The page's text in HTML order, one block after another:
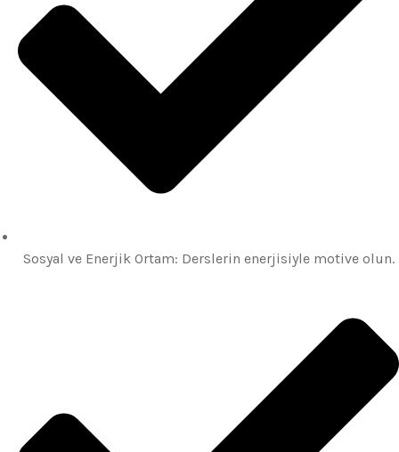
Sosyal ve Enerjik Ortam: Derslerin enerjisiyle motive olun.